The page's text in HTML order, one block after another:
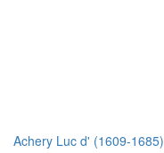
Achery Luc d' (1609-1685)